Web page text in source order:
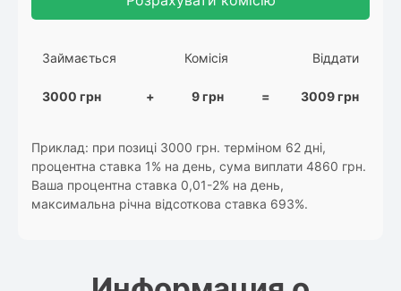
Займається Комісія Віддати
3000 грн + 9 грн = 3009 грн
Приклад: при позиці 3000 грн. терміном 62 дні,
процентна ставка 1% на день, сума виплати 4860 грн.
Ваша процентна ставка 0,01-2% на день,
максимальна річна відсоткова ставка 693%.